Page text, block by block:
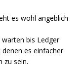
es wohl angeblich
bis Ledger
es einfacher
zu sein.